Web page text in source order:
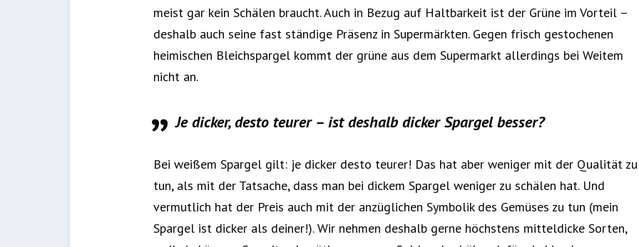
meist gar kein Schälen braucht. Auch in Bezug auf Haltbarkeit ist der Grüne im Vorteil –
deshalb auch seine fast ständige Präsenz in Supermärkten. Gegen frisch gestochenen
heimischen Bleichspargel kommt der grüne aus dem Supermarkt allerdings bei Weitem
nicht an.
Je dicker, desto teurer – ist deshalb dicker Spargel besser?
Bei weißem Spargel gilt: je dicker desto teurer! Das hat aber weniger mit der Qualität zu
tun, als mit der Tatsache, dass man bei dickem Spargel weniger zu schälen hat. Und
vermutlich hat der Preis auch mit der anzüglichen Symbolik des Gemüses zu tun (mein
Spargel ist dicker als deiner!). Wir nehmen deshalb gerne höchstens mitteldicke Sorten,